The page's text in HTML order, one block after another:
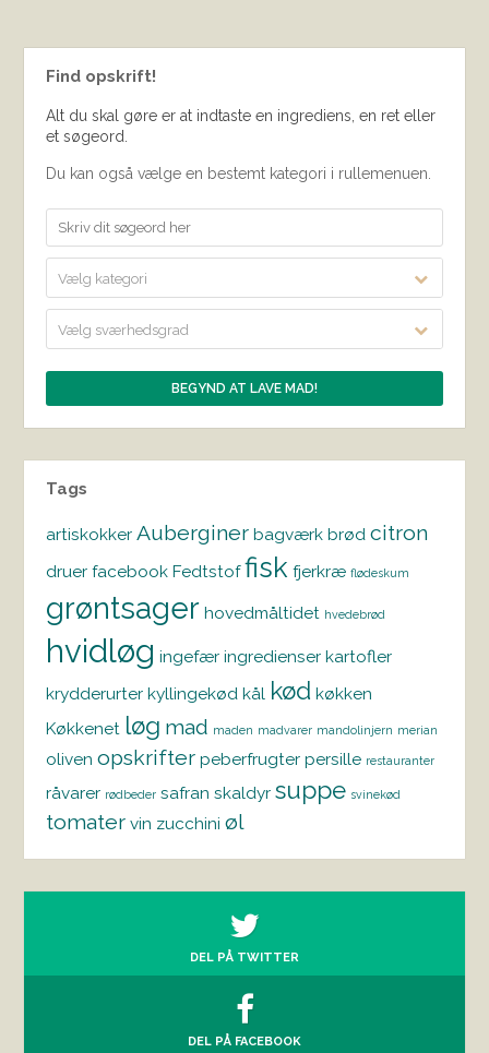
Find opskrift!
Alt du skal gøre er at indtaste en ingrediens, en ret eller
et søgeord.
Du kan også vælge en bestemt kategori i rullemenuen.
Vælg kategori
Vælg sværhedsgrad
Tags
artiskokker Auberginer bagværk brød citron
druer facebook Fedtstof fisk fjerkræ flødeskum
grøntsager hovedmåltidet hvedebrød
hvidløg ingefær ingredienser kartofler
krydderurter kyllingekød kål kød køkken
Køkkenet løg mad maden madvarer mandolinjern merian
oliven opskrifter peberfrugter persille restauranter
råvarer rødbeder safran skaldyr suppe svinekød
tomater vin zucchini øl
DEL PÅ TWITTER
DEL PÅ FACEBOOK